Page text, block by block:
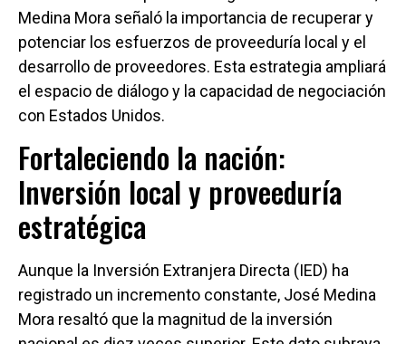
Medina Mora señaló la importancia de recuperar y
potenciar los esfuerzos de proveeduría local y el
desarrollo de proveedores. Esta estrategia ampliará
el espacio de diálogo y la capacidad de negociación
con Estados Unidos.
Fortaleciendo la nación:
Inversión local y proveeduría
estratégica
Aunque la Inversión Extranjera Directa (IED) ha
registrado un incremento constante, José Medina
Mora resaltó que la magnitud de la inversión